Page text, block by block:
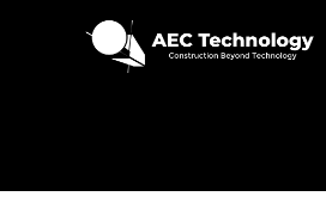
Detalles
La fotografía digital
entorno. La